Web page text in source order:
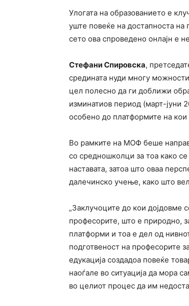
Улогата на образованието е
уште повеќе на достапноста
сето ова спроведено онлајн е
Стефани Спировска,
средината нуди многу
цел полесно да ги доближи
изминатиов период (март-јуни
особено до платформите на кои
Во рамките на МОФ беше
со средношколци за тоа како
наставата, затоа што оваа
далечинско учење, како што
„Заклучоците до кои дојдовме
професорите, што е природно,
платформи и тоа е дел од
подготвеност на професорите
едукација создадоа повеќе
наоѓале во ситуација да мора
во целиот процес да им